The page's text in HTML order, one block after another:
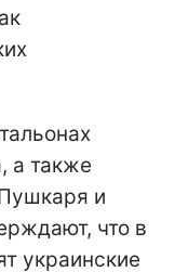
а также
и
что в
украинские